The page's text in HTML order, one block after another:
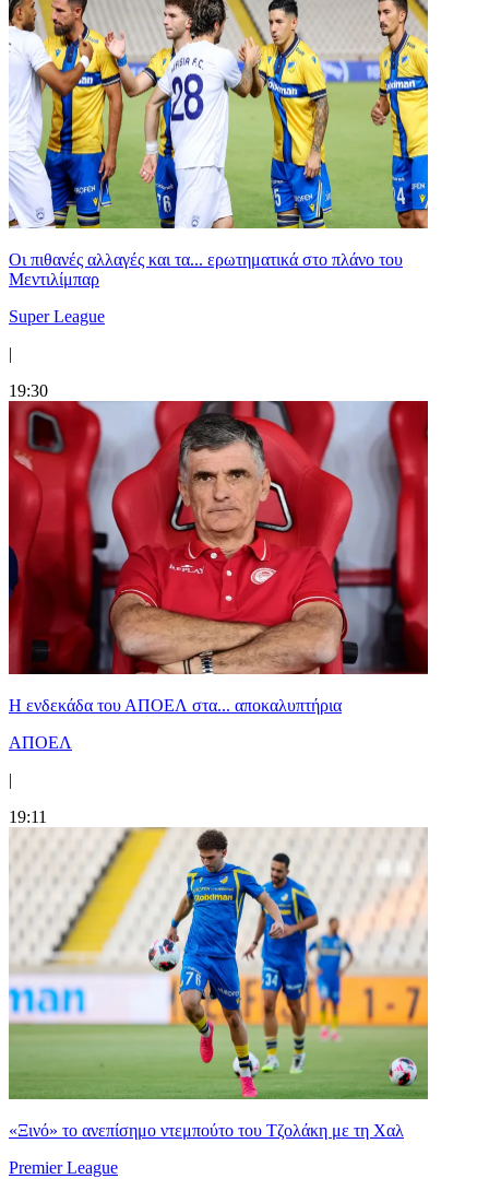
Οι πιθανές αλλαγές και τα... ερωτηματικά στο πλάνο του
Μεντιλίμπαρ
Super League
|
19:30
Η ενδεκάδα του ΑΠΟΕΛ στα... αποκαλυπτήρια
ΑΠΟΕΛ
|
19:11
«Ξινό» το ανεπίσημο ντεμπούτο του Τζολάκη με τη Χαλ
Premier League